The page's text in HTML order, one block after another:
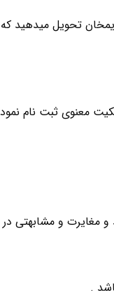
تحویل میدهید
معنوی ثبت نام
مغایرت و مشابهتی